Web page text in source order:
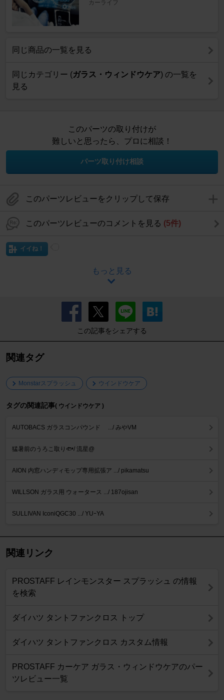
カーライフ
同じ商品の一覧を見る
同じカテゴリー (ガラス・ウィンドウケア) の一覧を
見る
このパーツの取り付けが
難しいと思ったら、プロに相談！
パーツ取り付け相談
このパーツレビューをクリップして保存
このパーツレビューのコメントを見る (5件)
イイね！
もっと見る
この記事をシェアする
関連タグ
Monstarスプラッシュ ウインドウケア
タグの関連記事( ウインドウケア )
AUTOBACS ガラスコンパウンド .../ みやVM
猛暑前のうろこ取り🐟️/ 流星@
AION 内窓ハンディモップ専用拡張ア .../ pikamatsu
WILLSON ガラス用 ウォータース .../ 187ojisan
SULLIVAN IconiQGC30 .../ YUｰYA
関連リンク
PROSTAFF レインモンスター スプラッシュ の情報
を検索
ダイハツ タントファンクロス トップ
ダイハツ タントファンクロス カスタム情報
PROSTAFF カーケア ガラス・ウィンドウケアのパー
ツレビュー一覧